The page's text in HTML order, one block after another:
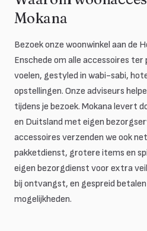
Mokana
Bezoek onze woonwinkel aan de
Enschede om alle accessoires
voelen, gestyled in wabi-sabi,
opstellingen. Onze adviseurs
tijdens je bezoek. Mokana levert
en Duitsland met eigen
accessoires verzenden we ook
pakketdienst, grotere items en
eigen bezorgdienst voor extra
bij ontvangst, en gespreid
mogelijkheden.